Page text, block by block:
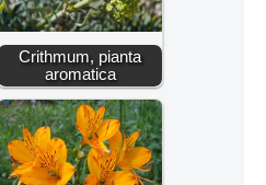
Crithmum, pianta
aromatica